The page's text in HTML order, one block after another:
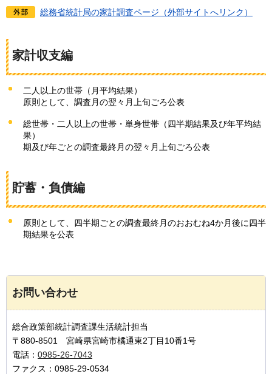
総務省統計局の家計調査ページ（外部サイトへリンク）
家計収支編
二人以上の世帯（月平均結果）
原則として、調査月の翌々月上旬ごろ公表
総世帯・二人以上の世帯・単身世帯（四半期結果及び年平均結
果）
期及び年ごとの調査最終月の翌々月上旬ごろ公表
貯蓄・負債編
原則として、四半期ごとの調査最終月のおおむね4か月後に四半
期結果を公表
お問い合わせ
総合政策部統計調査課生活統計担当
〒880-8501 宮崎県宮崎市橘通東2丁目10番1号
電話： 0985-26-7043
ファクス：0985-29-0534